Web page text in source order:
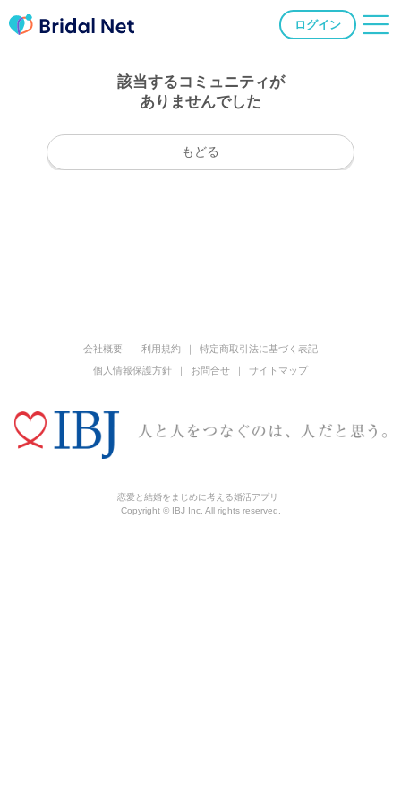
ログイン
該当するコミュニティが
ありませんでした
もどる
会社概要 利用規約
特定商取引法に基づく表記
個人情報保護方針
お問合せ サイトマップ
恋愛と結婚をまじめに考える婚活アプリ
Copyright © IBJ Inc. All rights reserved.